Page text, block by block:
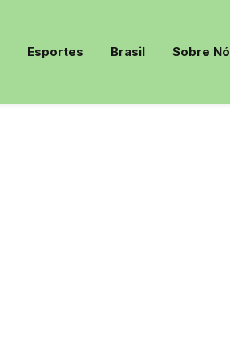
Esportes Brasil Sobre